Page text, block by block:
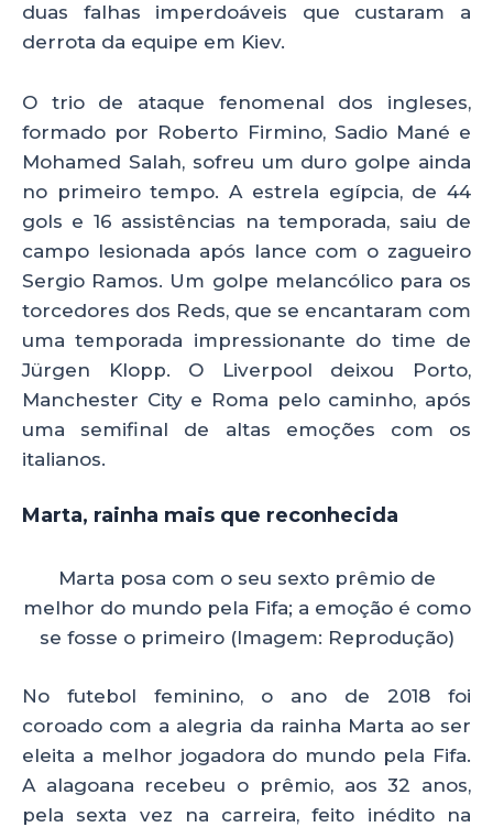
duas falhas imperdoáveis que custaram a
derrota da equipe em Kiev.
O trio de ataque fenomenal dos ingleses,
formado por Roberto Firmino, Sadio Mané e
Mohamed Salah, sofreu um duro golpe ainda
no primeiro tempo. A estrela egípcia, de 44
gols e 16 assistências na temporada, saiu de
campo lesionada após lance com o zagueiro
Sergio Ramos. Um golpe melancólico para os
torcedores dos Reds, que se encantaram com
uma temporada impressionante do time de
Jürgen Klopp. O Liverpool deixou Porto,
Manchester City e Roma pelo caminho, após
uma semifinal de altas emoções com os
italianos.
Marta, rainha mais que reconhecida
Marta posa com o seu sexto prêmio de
melhor do mundo pela Fifa; a emoção é como
se fosse o primeiro (Imagem: Reprodução)
No futebol feminino, o ano de 2018 foi
coroado com a alegria da rainha Marta ao ser
eleita a melhor jogadora do mundo pela Fifa.
A alagoana recebeu o prêmio, aos 32 anos,
pela sexta vez na carreira, feito inédito na